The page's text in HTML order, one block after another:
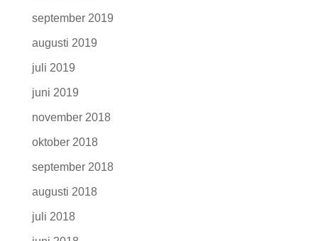
september 2019
augusti 2019
juli 2019
juni 2019
november 2018
oktober 2018
september 2018
augusti 2018
juli 2018